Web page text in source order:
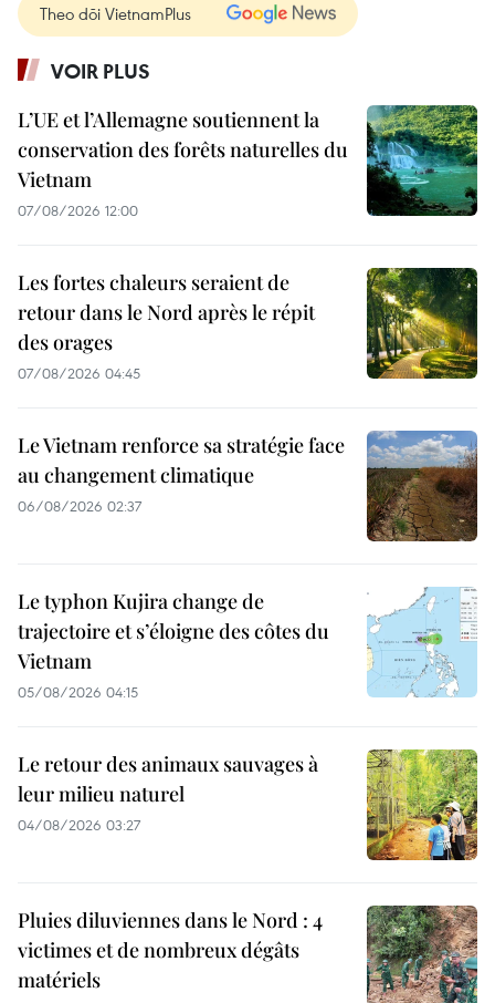
Theo dõi VietnamPlus
VOIR PLUS
L’UE et l’Allemagne soutiennent la
conservation des forêts naturelles du
Vietnam
07/08/2026 12:00
Les fortes chaleurs seraient de
retour dans le Nord après le répit
des orages
07/08/2026 04:45
Le Vietnam renforce sa stratégie face
au changement climatique
06/08/2026 02:37
Le typhon Kujira change de
trajectoire et s’éloigne des côtes du
Vietnam
05/08/2026 04:15
Le retour des animaux sauvages à
leur milieu naturel
04/08/2026 03:27
Pluies diluviennes dans le Nord : 4
victimes et de nombreux dégâts
matériels